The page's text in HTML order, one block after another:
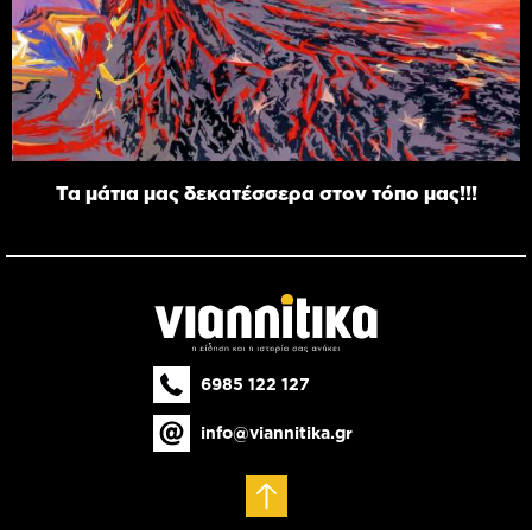
Τα μάτια μας δεκατέσσερα στον τόπο μας!!!
6985 122 127
info@viannitika.gr